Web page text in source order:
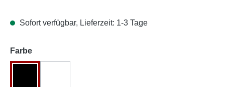
Sofort verfügbar, Lieferzeit: 1-3 Tage
Farbeauswählen